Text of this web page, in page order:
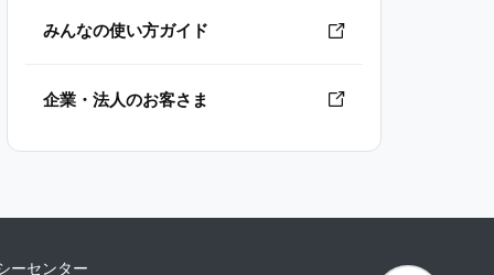
みんなの使い方ガイド
企業・法人のお客さま
ーセンター